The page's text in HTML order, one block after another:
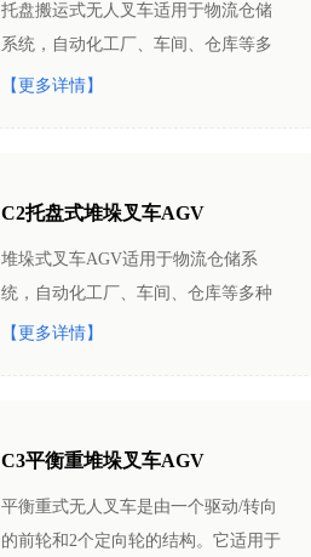
托盘搬运式无人叉车适用于物流仓储
系统，自动化工厂、车间、仓库等多
种场所。可实现对货物的精准搬运、
【更多详情】
C2托盘式堆垛叉车AGV
堆垛式叉车AGV适用于物流仓储系
统，自动化工厂、车间、仓库等多种
场所。可实现对货物的精准搬运、堆
【更多详情】
C3平衡重堆垛叉车AGV
平衡重式无人叉车是由一个驱动/转向
的前轮和2个定向轮的结构。它适用于